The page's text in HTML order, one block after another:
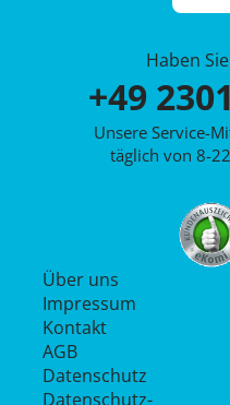
Haben
+49
Unsere Service-
täglich von 8-
Über uns
Impressum
Kontakt
AGB
Datenschutz
Datenschutz­